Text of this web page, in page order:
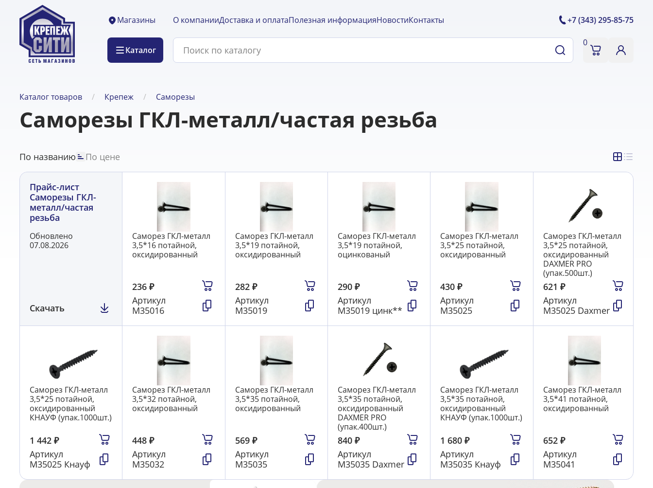
Магазины
Каталог
О компанииДоставка и оплатаПолезная информацияНовостиКонтакты +7 (343) 295-85-75
0
Каталог товаров Крепеж Саморезы
Саморезы ГКЛ-металл/частая резьба
По названию По цене
Прайс-лист
Саморезы ГКЛ-
металл/частая
резьба
Обновлено
07.08.2026
Скачать
Саморез ГКЛ-металл
3,5*16 потайной,
оксидированный
236₽
Артикул
М35016
Саморез ГКЛ-металл
3,5*19 потайной,
оксидированный
282 ₽
Артикул
М35019
Саморез ГКЛ-металл
3,5*19 потайной,
оцинкованый
290 ₽
Артикул
М35019 цинк**
Саморез ГКЛ-металл
3,5*25 потайной,
оксидированный
430₽
Артикул
М35025
Саморез ГКЛ-металл
3,5*25 потайной,
оксидированный
DAXMER PRO
(упак.500шт.)
621 ₽
Артикул
М35025 Daxmer
Саморез ГКЛ-металл
3,5*25 потайной,
оксидированный
КНАУФ (упак.1000шт.)
1 442 ₽
Артикул
М35025 Кнауф
Саморез ГКЛ-металл
3,5*32 потайной,
оксидированный
448₽
Артикул
М35032
Саморез ГКЛ-металл
3,5*35 потайной,
оксидированный
569 ₽
Артикул
М35035
Саморез ГКЛ-металл
3,5*35 потайной,
оксидированный
DAXMER PRO
(упак.400шт.)
840 ₽
Артикул
М35035 Daxmer
Саморез ГКЛ-металл
3,5*35 потайной,
оксидированный
КНАУФ (упак.1000шт.)
1 680₽
Артикул
М35035 Кнауф
Саморез ГКЛ-металл
3,5*41 потайной,
оксидированный
652 ₽
Артикул
М35041